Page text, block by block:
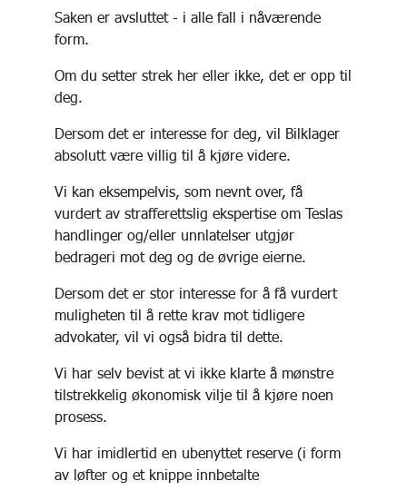
Saken er avsluttet - i alle fall i nåværende
form.
Om du setter strek her eller ikke, det er opp til
deg.
Dersom det er interesse for deg, vil Bilklager
absolutt være villig til å kjøre videre.
Vi kan eksempelvis, som nevnt over, få
vurdert av strafferettslig ekspertise om Teslas
handlinger og/eller unnlatelser utgjør
bedrageri mot deg og de øvrige eierne.
Dersom det er stor interesse for å få vurdert
muligheten til å rette krav mot tidligere
advokater, vil vi også bidra til dette.
Vi har selv bevist at vi ikke klarte å mønstre
tilstrekkelig økonomisk vilje til å kjøre noen
prosess.
Vi har imidlertid en ubenyttet reserve (i form
av løfter og et knippe innbetalte